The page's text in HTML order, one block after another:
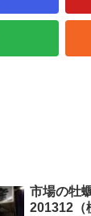
市場の牡
201312（